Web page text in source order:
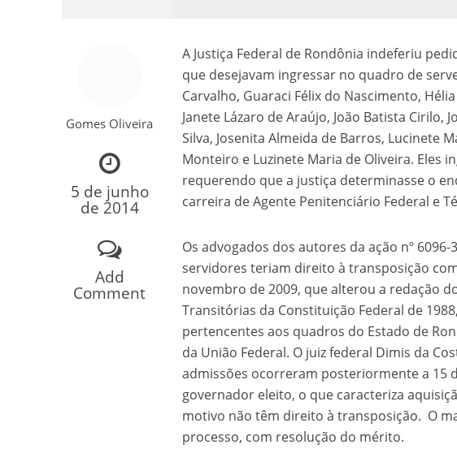
Como o Cachorrinho Kong ajudou o
Os segredos não revelados do livro de
Gomes Oliveira
5 de junho
de 2014
Add
Comment
A Justiça Federal de Rondônia indeferiu
que desejavam ingressar no quadro de
Carvalho, Guaraci Félix do Nascimento,
Janete Lázaro de Araújo, João Batista Cirilo,
Silva, Josenita Almeida de Barros, Lucinete
Monteiro e Luzinete Maria de Oliveira. Eles
requerendo que a justiça determinasse o
carreira de Agente Penitenciário Federal e
Os advogados dos autores da ação nº
servidores teriam direito à transposição
novembro de 2009, que alterou a redação
Transitórias da Constituição Federal de
pertencentes aos quadros do Estado de
da União Federal. O juiz federal Dimis da
admissões ocorreram posteriormente a 15
governador eleito, o que caracteriza
motivo não têm direito à transposição. O
processo, com resolução do mérito.